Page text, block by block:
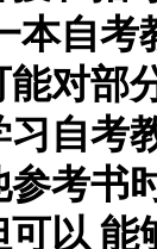
本自考
对部
自考
考书
以 能